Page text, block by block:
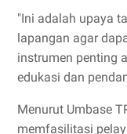
"Ini adalah upaya
lapangan agar
instrumen penting
edukasi dan
Menurut Umbase
memfasilitasi